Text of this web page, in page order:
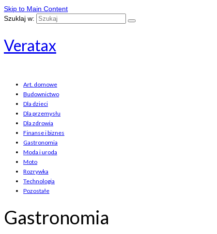
Skip to Main Content
Szuklaj w:
Veratax
Art. domowe
Budownictwo
Dla dzieci
Dla przemysłu
Dla zdrowia
Finanse i biznes
Gastronomia
Moda i uroda
Moto
Rozrywka
Technologia
Pozostałe
Gastronomia